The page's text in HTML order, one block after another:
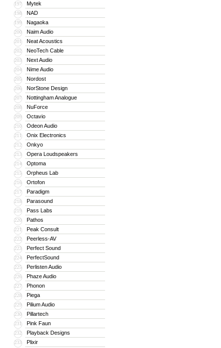
197 Mytek
198 NAD
199 Nagaoka
200 Naim Audio
201 Neat Acoustics
202 NeoTech Cable
203 Next Audio
204 Nime Audio
205 Nordost
206 NorStone Design
207 Nottingham Analogue
208 NuForce
209 Octavio
210 Odeon Audio
211 Onix Electronics
212 Onkyo
213 Opera Loudspeakers
214 Optoma
215 Orpheus Lab
216 Ortofon
217 Paradigm
218 Parasound
219 Pass Labs
220 Pathos
221 Peak Consult
222 Peerless-AV
223 Perfect Sound
224 PerfectSound
225 Perlisten Audio
226 Phaze Audio
227 Phonon
228 Piega
229 Pilium Audio
230 Pillartech
231 Pink Faun
232 Playback Designs
233 Plixir